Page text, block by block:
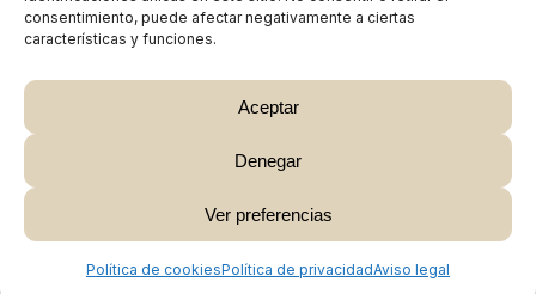
consentimiento, puede afectar negativamente a ciertas
características y funciones.
Aceptar
Denegar
Ver preferencias
Política de cookiesPolítica de privacidadAviso legal
Política de cookies
©2026— Burgos Rural Market